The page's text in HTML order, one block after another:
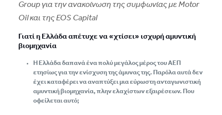
Group για την ανακοίνωση της συμφωνίας με Motor
Oil και της EOS Capital
Γιατί η Ελλάδα απέτυχε να «χτίσει» ισχυρή αμυντική
βιομηχανία
Η Ελλάδα δαπανά ένα πολύ μεγάλος μέρος του ΑΕΠ
ετησίως για την ενίσχυση της άμυνας της. Παρόλα αυτά δεν
έχει καταφέρει να αναπτύξει μια εύρωστη ανταγωνιστική
αμυντική βιομηχανία, πλην ελαχίστων εξαιρέσεων. Που
οφείλεται αυτό;